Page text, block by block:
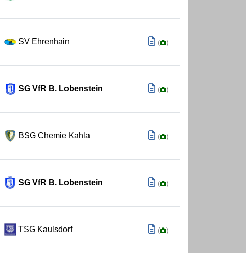
SV Ehrenhain ( )
SG VfR B. Lobenstein ( )
BSG Chemie Kahla ( )
SG VfR B. Lobenstein ( )
TSG Kaulsdorf ( )